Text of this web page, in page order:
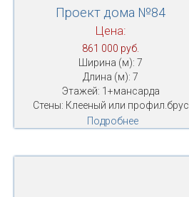
Проект дома №84
Цена:
861 000 руб.
Ширина (м): 7
Длина (м): 7
Этажей: 1+мансарда
Стены: Клееный или профил.брус
Подробнее